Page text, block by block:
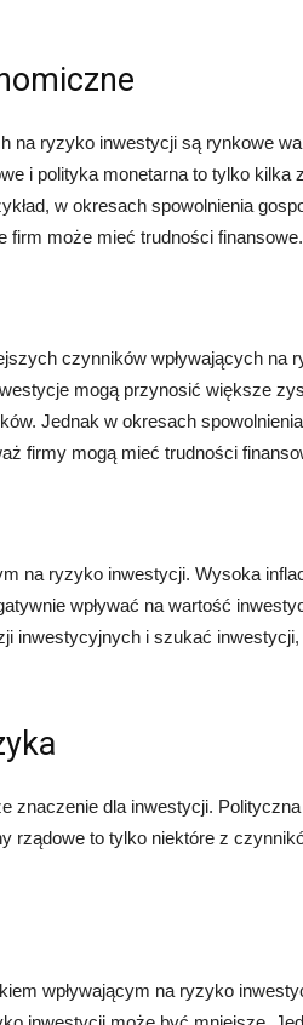
na ryzyko inwestycji są rynkowe
i polityka monetarna to tylko kilka
w okresach spowolnienia
firm może mieć trudności finansowe.
czynników wpływających na
mogą przynosić większe
Jednak w okresach
firmy mogą mieć trudności
na ryzyko inwestycji. Wysoka
wpływać na wartość
inwestycyjnych i szukać
znaczenie dla inwestycji.
rządowe to tylko niektóre z
wpływającym na ryzyko